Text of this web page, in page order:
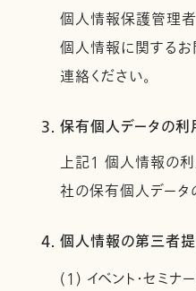
個人情報保護管理者
個人情報に関する
連絡ください。
3. 保有個人データの利
上記１ 個人情報の
社の保有個人データ
4. 個人情報の第三者
(1) イベント・セミ